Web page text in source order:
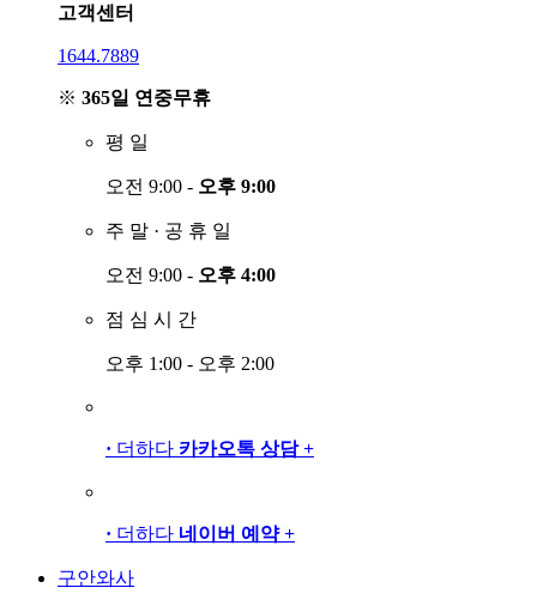
고객센터
1644.7889
※ 365일 연중무휴
평 일
오전 9:00 - 오후 9:00
주 말 · 공 휴 일
오전 9:00 - 오후 4:00
점 심 시 간
오후 1:00 - 오후 2:00
· 더하다 카카오톡 상담 +
· 더하다 네이버 예약 +
구안와사